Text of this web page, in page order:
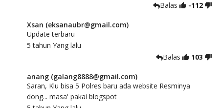
Balas
-112
Xsan (eksanaubr@gmail.com)
Update terbaru
5 tahun Yang lalu
Balas
103
anang (galang8888@gmail.com)
Saran, Klu bisa 5 Polres baru ada website Resminya
dong... masa' pakai blogspot